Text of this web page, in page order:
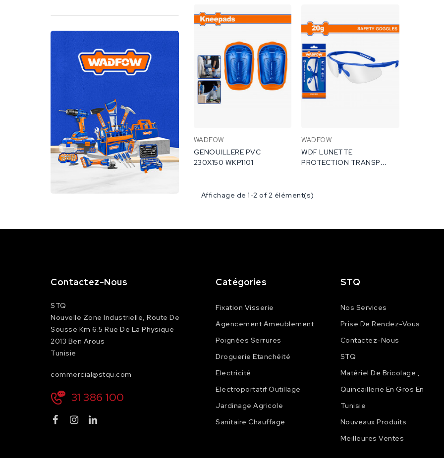
WADFOW
GENOUILLERE PVC
230X150 WKP1101
WADFOW
WDF LUNETTE
PROTECTION TRANSP
Affichage de 1-2 of 2 élément(s)
Contactez-Nous
STQ
Nouvelle Zone Industrielle, Route De
Sousse Km 6.5 Rue De La Physique
2013 Ben Arous
Tunisie
commercial@stqu.com
31 386 100
Catégories
Fixation Visserie
Agencement Ameublement
Poignées Serrures
Droguerie Etanchéité
Electricité
Electroportatif Outillage
Jardinage Agricole
Sanitaire Chauffage
STQ
Nos Services
Prise De Rendez-Vous
Contactez-Nous
STQ
Matériel De Bricolage ,
Quincaillerie En Gros En
Tunisie
Nouveaux Produits
Meilleures Ventes